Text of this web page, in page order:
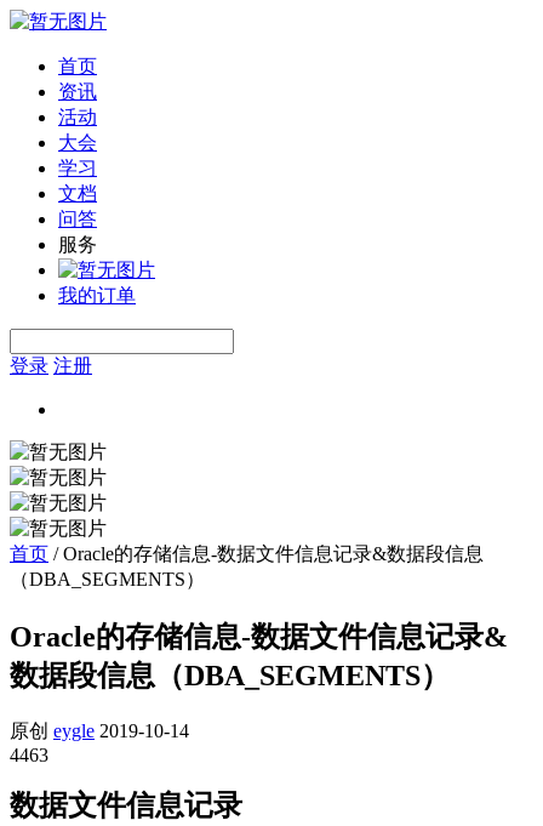
首页
资讯
活动
大会
学习
文档
问答
服务
我的订单
登录 注册
首页 /Oracle的存储信息-数据文件信息记录&数据段信息
（DBA_SEGMENTS）
Oracle的存储信息-数据文件信息记录&
数据段信息（DBA_SEGMENTS）
原创 eygle 2019-10-14
4463
数据文件信息记录